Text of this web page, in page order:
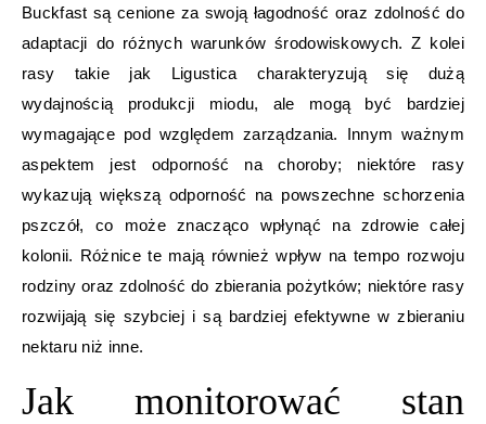
Buckfast są cenione za swoją łagodność oraz zdolność do
adaptacji do różnych warunków środowiskowych. Z kolei
rasy takie jak Ligustica charakteryzują się dużą
wydajnością produkcji miodu, ale mogą być bardziej
wymagające pod względem zarządzania. Innym ważnym
aspektem jest odporność na choroby; niektóre rasy
wykazują większą odporność na powszechne schorzenia
pszczół, co może znacząco wpłynąć na zdrowie całej
kolonii. Różnice te mają również wpływ na tempo rozwoju
rodziny oraz zdolność do zbierania pożytków; niektóre rasy
rozwijają się szybciej i są bardziej efektywne w zbieraniu
nektaru niż inne.
Jak monitorować stan